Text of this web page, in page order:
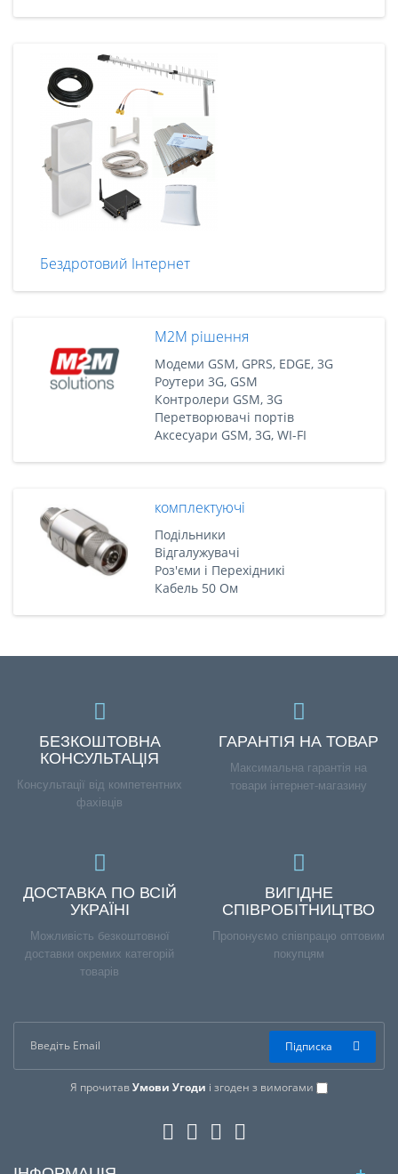
Бездротовий Інтернет
M2M рішення
Модеми GSM, GPRS, EDGE, 3G
Роутери 3G, GSM
Контролери GSM, 3G
Перетворювачі портів
Аксесуари GSM, 3G, WI-FI
комплектуючі
Подільники
Відгалужувачі
Роз'єми і Перехідникі
Кабель 50 Ом
БЕЗКОШТОВНА
КОНСУЛЬТАЦІЯ
Консультації від компетентних
фахівців
ГАРАНТІЯ НА ТОВАР
Максимальна гарантія на
товари інтернет-магазину
ДОСТАВКА ПО ВСІЙ
УКРАЇНІ
Можливість безкоштовної
доставки окремих категорій
товарів
ВИГІДНЕ
СПІВРОБІТНИЦТВО
Пропонуємо співпрацю оптовим
покупцям
Я прочитавУмови Угоди і згоден з вимогами
Підписка